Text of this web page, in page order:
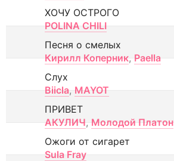
ХОЧУ ОСТРОГО
POLINA CHILI
Песня о смелых
Кирилл Коперник, Paella
Слух
Biicla, MAYOT
ПРИВЕТ
АКУЛИЧ, Молодой Платон
Ожоги от сигарет
Sula Fray